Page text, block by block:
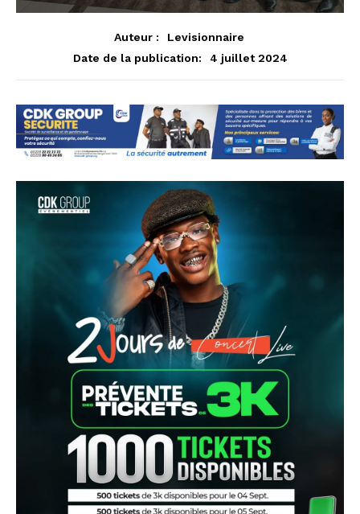
Auteur :
Levisionnaire
Date de la publication:
4 juillet 2024